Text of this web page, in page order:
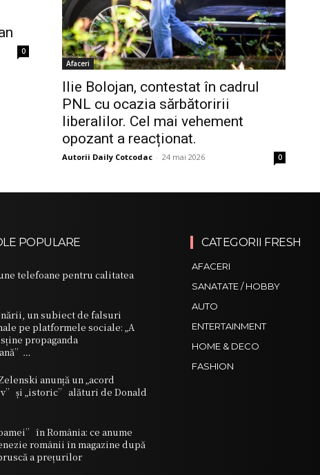
0
Afaceri
Ilie Bolojan, contestat în cadrul
PNL cu ocazia sărbătoririi
liberalilor. Cel mai vehement
opozant a reacționat.
Autorii Daily Cotcodac - 24 mai 2026 0
POPULARE
telefoane pentru calitatea
un subiect de falsuri
pe platformele sociale: „A
propaganda
anunță un „acord
și „istoric” alături de Donald
în România: ce anume
românii în magazine după
a prețurilor
CATEGORII FRESH
AFACERI
SANATATE / HOBBY
AUTO
ENTERTAINMENT
HOME & DECO
FASHION